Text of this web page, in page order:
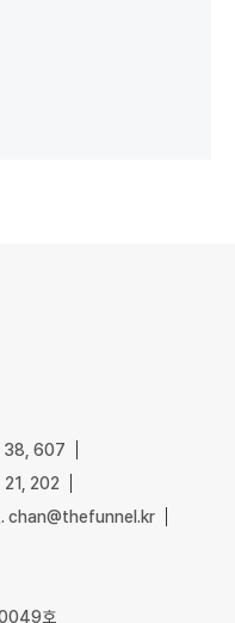
38, 607
21, 202
. chan@thefunnel.kr
호